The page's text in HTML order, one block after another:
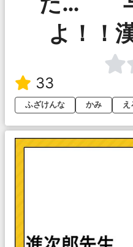
よ！！
33
ふざけんな
かみ え